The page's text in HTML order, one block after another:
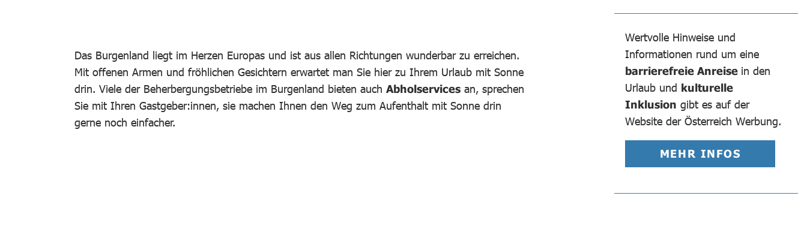
Das Burgenland liegt im Herzen Europas und ist aus allen Richtungen wunderbar zu erreichen.
Mit offenen Armen und fröhlichen Gesichtern erwartet man Sie hier zu Ihrem Urlaub mit Sonne
drin. Viele der Beherbergungsbetriebe im Burgenland bieten auch Abholservices an, sprechen
Sie mit Ihren Gastgeber:innen, sie machen Ihnen den Weg zum Aufenthalt mit Sonne drin
gerne noch einfacher.
Wertvolle Hinweise und
Informationen rund um eine
barrierefreie Anreise in den
Urlaub und kulturelle
Inklusion gibt es auf der
Website der Österreich Werbung.
MEHR INFOS